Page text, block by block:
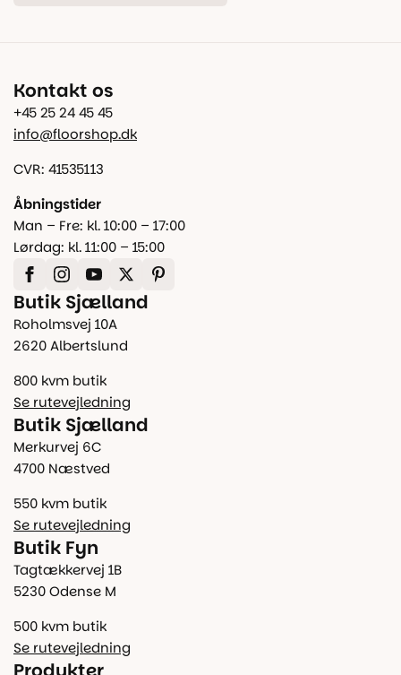
Kontakt os
+45 25 24 45 45
info@floorshop.dk
CVR: 41535113
Åbningstider
Man – Fre: kl. 10:00 – 17:00
Lørdag: kl. 11:00 – 15:00
Butik Sjælland
Roholmsvej 10A
2620 Albertslund
800 kvm butik
Se rutevejledning
Butik Sjælland
Merkurvej 6C
4700 Næstved
550 kvm butik
Se rutevejledning
Butik Fyn
Tagtækkervej 1B
5230 Odense M
500 kvm butik
Se rutevejledning